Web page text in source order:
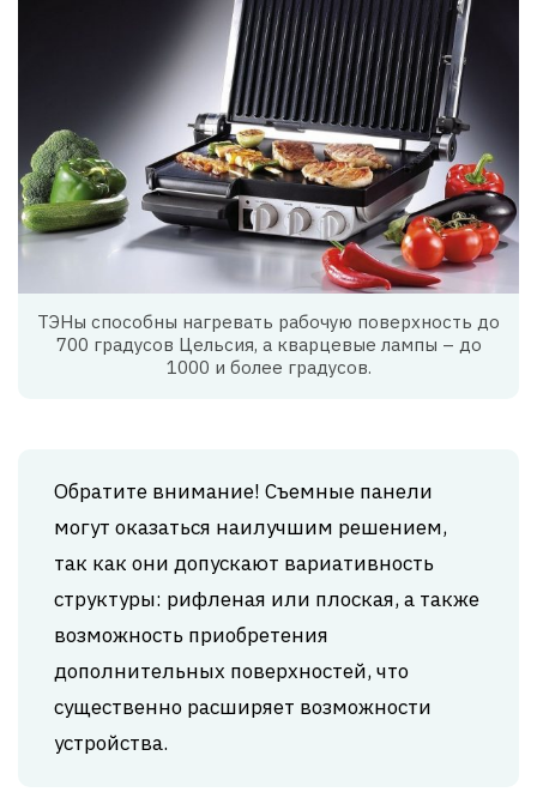
ТЭНы способны нагревать рабочую поверхность до
700 градусов Цельсия, а кварцевые лампы – до
1000 и более градусов.
Обратите внимание! Съемные панели
могут оказаться наилучшим решением,
так как они допускают вариативность
структуры: рифленая или плоская, а также
возможность приобретения
дополнительных поверхностей, что
существенно расширяет возможности
устройства.